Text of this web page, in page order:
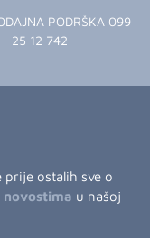
PODRŠKA 099
25 12 742
prije ostalih sve o
novostima u našoj